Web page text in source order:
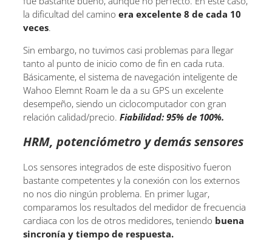
la dificultad del camino era excelente 8 de cada 10
veces.
Sin embargo, no tuvimos casi problemas para llegar
tanto al punto de inicio como de fin en cada ruta.
Básicamente, el sistema de navegación inteligente de
Wahoo Elemnt Roam le da a su GPS un excelente
desempeño, siendo un ciclocomputador con gran
relación calidad/precio. Fiabilidad: 95% de 100%.
HRM, potenciómetro y demás sensores
Los sensores integrados de este dispositivo fueron
bastante competentes y la conexión con los externos
no nos dio ningún problema. En primer lugar,
comparamos los resultados del medidor de frecuencia
cardiaca con los de otros medidores, teniendo buena
sincronía y tiempo de respuesta.